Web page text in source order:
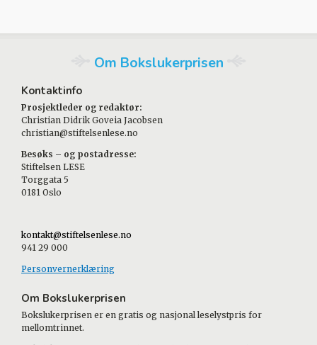
Om Bokslukerprisen
Kontaktinfo
Prosjektleder og redaktør:
Christian Didrik Goveia Jacobsen
christian@stiftelsenlese.no
Besøks – og postadresse:
Stiftelsen LESE
Torggata 5
0181 Oslo
kontakt@stiftelsenlese.no
941 29 000
Personvernerklæring
Om Bokslukerprisen
Bokslukerprisen er en gratis og nasjonal leselystpris for
mellomtrinnet.